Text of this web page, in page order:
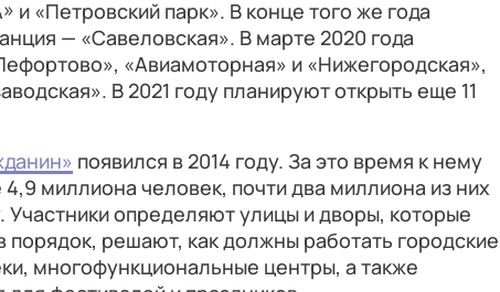
«Петровский парк». В конце того же года
— «Савеловская». В марте 2020 года
«Авиамоторная» и «Нижегородская»,
В 2021 году планируют открыть еще 11
появился в 2014 году. За это время к нему
миллиона человек, почти два миллиона из них
Участники определяют улицы и дворы, которые
порядок, решают, как должны работать городские
многофункциональные центры, а также